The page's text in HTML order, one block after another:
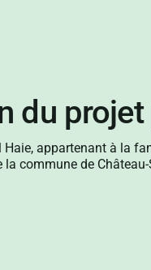
du
Haie, appartenant à la
commune de